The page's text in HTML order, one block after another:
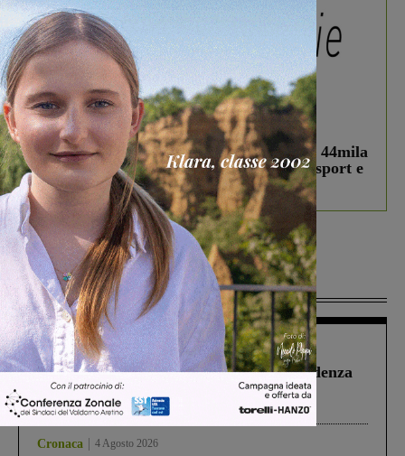
In vetrina 3 Agosto 2026
Estra Notizie agosto: Smart Cities, oltre 44mila
studenti coinvolti, torna il bando per lo sport e
debutta il podcast Estrair
Più lette
Figline Incisa Valdarno 1 Agosto 2026
Piscina di Figline finanziata oltre la scadenza
Pnrr, il gruppo di Fratelli d’Italia: “Un
ringraziamento al Governo”
Cronaca 4 Agosto 2026